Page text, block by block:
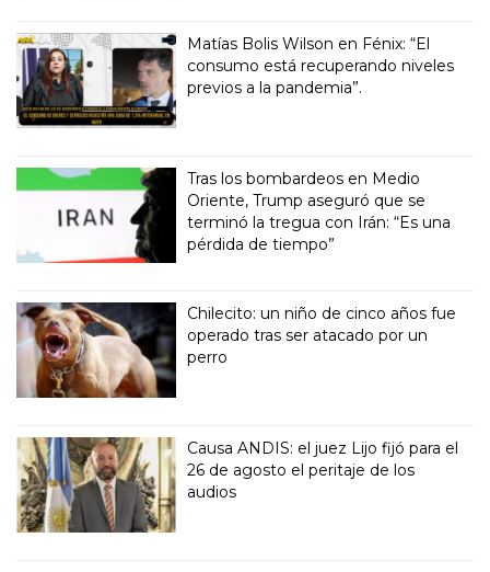
Matías Bolis Wilson en Fénix: “El
consumo está recuperando niveles
previos a la pandemia”.
Tras los bombardeos en Medio
Oriente, Trump aseguró que se
terminó la tregua con Irán: “Es una
pérdida de tiempo”
Chilecito: un niño de cinco años fue
operado tras ser atacado por un
perro
Causa ANDIS: el juez Lijo fijó para el
26 de agosto el peritaje de los
audios